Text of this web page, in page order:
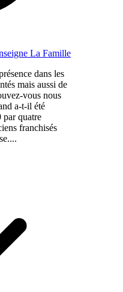
La Famille
dans les
mais aussi de
vous nous
a-t-il été
par quatre
franchisés